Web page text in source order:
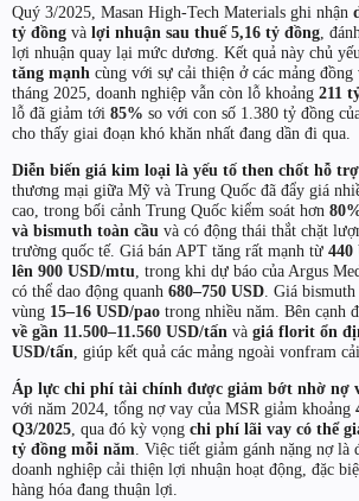
Quý 3/2025, Masan High-Tech Materials ghi nhận
tỷ đồng và lợi nhuận sau thuế 5,16 tỷ đồng ,
lợi nhuận quay lại mức dương. Kết quả này chủ
tăng mạnh cùng với sự cải thiện ở các mảng
tháng 2025, doanh nghiệp vẫn còn lỗ khoảng 211
lỗ đã giảm tới 85% so với con số 1.380 tỷ đồng
cho thấy giai đoạn khó khăn nhất đang dần đi qua.
Diễn biến giá kim loại là yếu tố then chốt hỗ
thương mại giữa Mỹ và Trung Quốc đã đẩy giá
cao, trong bối cảnh Trung Quốc kiểm soát hơn
và bismuth toàn cầu và có động thái thắt chặt
trường quốc tế. Giá bán APT tăng rất mạnh từ 440
lên 900 USD/mtu , trong khi dự báo của Argus
có thể dao động quanh 680–750 USD . Giá
vùng 15–16 USD/pao trong nhiều năm. Bên cạnh
về gần 11.500–11.560 USD/tấn và giá florit ổn
USD/tấn , giúp kết quả các mảng ngoài vonfram
Áp lực chi phí tài chính được giảm bớt nhờ nợ
với năm 2024, tổng nợ vay của MSR giảm khoảng
Q3/2025, qua đó kỳ vọng chi phí lãi vay có thể
tỷ đồng mỗi năm. Việc tiết giảm gánh nặng nợ là
doanh nghiệp cải thiện lợi nhuận hoạt động, đặc
hàng hóa đang thuận lợi.